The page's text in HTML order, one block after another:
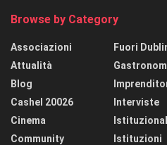
Browse by Category
Associazioni
Attualità
Blog
Cashel 20026
Cinema
Community
Fuori
Interviste
Istituzioni